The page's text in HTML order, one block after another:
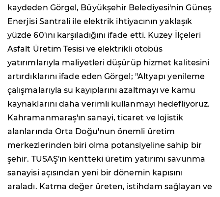
kaydeden Görgel, Büyükşehir Belediyesi'nin Güneş
Enerjisi Santrali ile elektrik ihtiyacının yaklaşık
yüzde 60'ını karşıladığını ifade etti. Kuzey İlçeleri
Asfalt Üretim Tesisi ve elektrikli otobüs
yatırımlarıyla maliyetleri düşürüp hizmet kalitesini
artırdıklarını ifade eden Görgel; "Altyapı yenileme
çalışmalarıyla su kayıplarını azaltmayı ve kamu
kaynaklarını daha verimli kullanmayı hedefliyoruz.
Kahramanmaraş'ın sanayi, ticaret ve lojistik
alanlarında Orta Doğu'nun önemli üretim
merkezlerinden biri olma potansiyeline sahip bir
şehir. TUSAŞ'ın kentteki üretim yatırımı savunma
sanayisi açısından yeni bir dönemin kapısını
araladı. Katma değer üreten, istihdam sağlayan ve